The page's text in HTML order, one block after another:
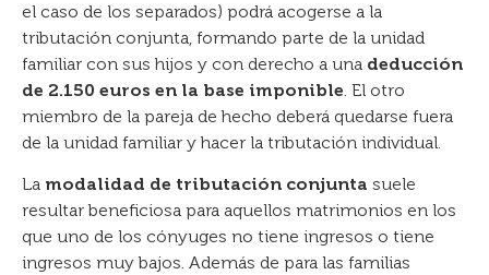
el caso de los separados) podrá acogerse a la
tributación conjunta, formando parte de la unidad
familiar con sus hijos y con derecho a una deducción
de 2.150 euros en la base imponible. El otro
miembro de la pareja de hecho deberá quedarse fuera
de la unidad familiar y hacer la tributación individual.
La modalidad de tributación conjunta suele
resultar beneficiosa para aquellos matrimonios en los
que uno de los cónyuges no tiene ingresos o tiene
ingresos muy bajos. Además de para las familias